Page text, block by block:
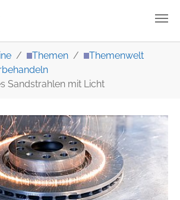
Themen
Themenwelt
Sandstrahlen mit Licht